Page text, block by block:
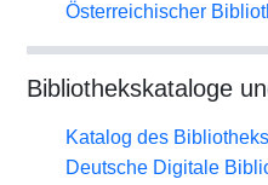
Österreichischer
Bibliothekskataloge
Katalog des
Deutsche Digitale